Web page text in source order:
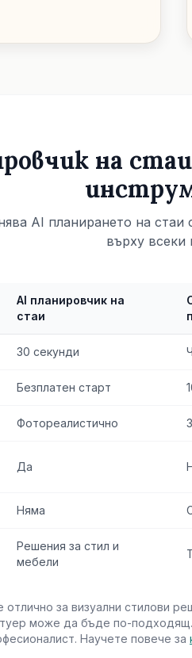
на
AI планирането на стаи
върху всеки
AI планировчик на
стаи
30 секунди
Безплатен старт
Фотореалистично
Да
Няма
Решения за стил и
мебели
отлично за визуални стилови
може да бъде по-
Научете повече за